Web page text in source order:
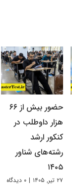
حضور بیش از ۶۶
هزار داوطلب در
کنکور ارشد
رشته‌های شناور
۱۴۰۵
۲۷ تیر, ۱۴۰۵ | ۰ دیدگاه